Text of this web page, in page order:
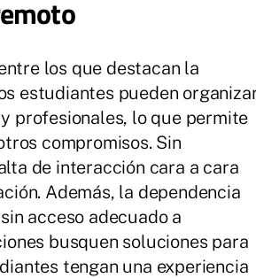
los que destacan la
estudiantes pueden
profesionales, lo que permite
compromisos. Sin
de interacción cara a cara
Además, la dependencia
acceso adecuado a
busquen soluciones para
tengan una experiencia